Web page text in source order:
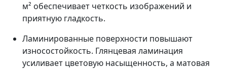
м² обеспечивает четкость изображений и
приятную гладкость.
Ламинированные поверхности повышают
износостойкость. Глянцевая ламинация
усиливает цветовую насыщенность, а матовая